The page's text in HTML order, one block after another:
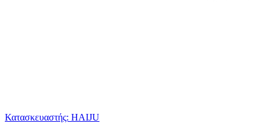
Κατασκευαστής: HAIJU